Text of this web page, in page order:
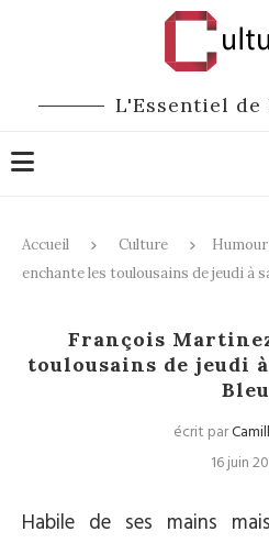
L'Essentiel
Accueil Culture Humour
enchante les toulousains de jeudi à
François
toulousains de jeudi
Bleu
écrit par
16 juin
Habile de ses mains